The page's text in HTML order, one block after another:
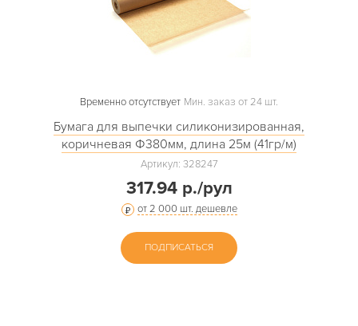
Временно отсутствует Мин. заказ от 24 шт.
Бумага для выпечки силиконизированная,
коричневая Ф380мм, длина 25м (41гр/м)
Артикул: 328247
317.94 р./рул
от 2 000 шт. дешевле
ПОДПИСАТЬСЯ